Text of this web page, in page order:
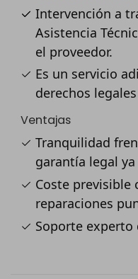
Intervención a
Asistencia
el proveedor.
Es un servicio
derechos
Ventajas
Tranquilidad
garantía legal
Coste previsible
reparaciones
Soporte experto